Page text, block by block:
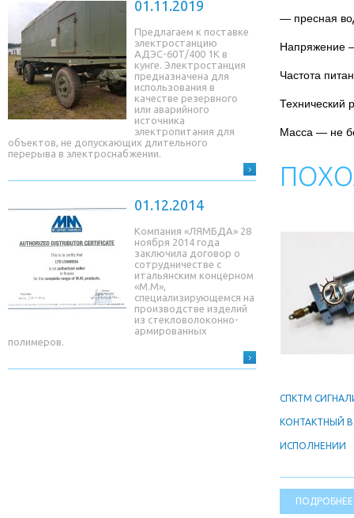
01.11.2019
Предлагаем к поставке
электростанцию
АДЭС-60Т/400 1К в
кунге. Электростанция
предназначена для
использования в
качестве резервного
или аварийного
источника
электропитания для
объектов, не допускающих длительного
перерыва в электроснабжении.
01.12.2014
Компания «ЛЯМБДА» 28
ноября 2014 года
заключила договор о
сотрудничестве с
итальянским концерном
«М.М»,
специализирующемся на
производстве изделий
из стекловолоконно-
армированных
полимеров.
— пресная
Напряжение
Частота
Технический
Масса — не
СПКТМ
КОНТАКТНЫЙ
ИСПОЛНЕНИИ
ПОДРОБНЕЕ